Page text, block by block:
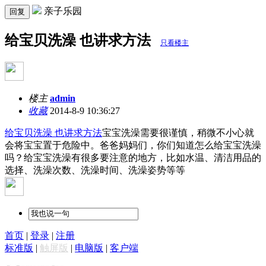
回复 亲子乐园
给宝贝洗澡 也讲求方法 只看楼主
楼主 admin
收藏2014-8-9 10:36:27
给宝贝洗澡 也讲求方法宝宝洗澡需要很谨慎，稍微不小心就
会将宝宝置于危险中。爸爸妈妈们，你们知道怎么给宝宝洗澡
吗？给宝宝洗澡有很多要注意的地方，比如水温、清洁用品的
选择、洗澡次数、洗澡时间、洗澡姿势等等
首页 | 登录 | 注册
标准版 | 触屏版 | 电脑版 | 客户端